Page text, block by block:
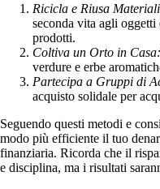
Ricicla e Riusa
seconda vita agli
prodotti.
Coltiva un Orto in Casa:
verdure e erbe
Partecipa a Gruppi di
acquisto solidale per
Seguendo questi metodi e
modo più efficiente il tuo
finanziaria. Ricorda che il
e disciplina, ma i risultati